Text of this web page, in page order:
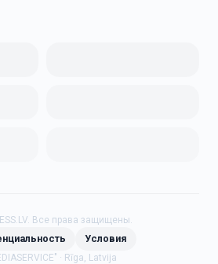
Все права защищены.
Условия
· Rīga, Latvija